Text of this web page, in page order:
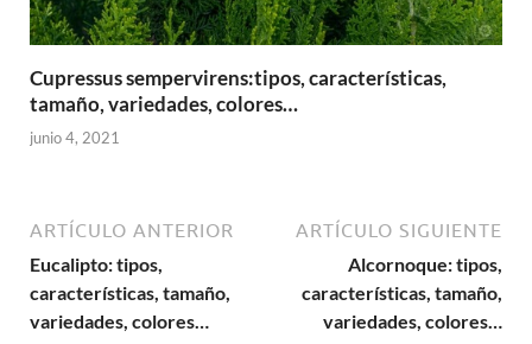
Cupressus sempervirens:tipos, características,
tamaño, variedades, colores…
junio 4, 2021
ARTÍCULO ANTERIOR
Eucalipto: tipos,
características, tamaño,
variedades, colores…
ARTÍCULO SIGUIENTE
Alcornoque: tipos,
características, tamaño,
variedades, colores…